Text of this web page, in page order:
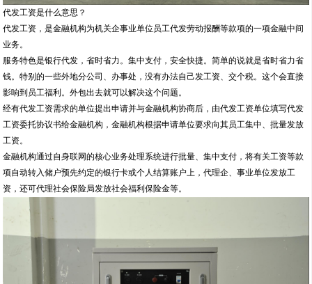
代发工资是什么意思？
代发工资，是金融机构为机关企事业单位员工代发劳动报酬等款项的一项金融中间
业务。
服务特色是银行代发，省时省力。集中支付，安全快捷。简单的说就是省时省力省
钱。特别的一些外地分公司、办事处，没有办法自己发工资、交个税。这个会直接
影响到员工福利。外包出去就可以解决这个问题。
经有代发工资需求的单位提出申请并与金融机构协商后，由代发工资单位填写代发
工资委托协议书给金融机构，金融机构根据申请单位要求向其员工集中、批量发放
工资。
金融机构通过自身联网的核心业务处理系统进行批量、集中支付，将有关工资等款
项自动转入储户预先约定的银行卡或个人结算账户上，代理企、事业单位发放工
资，还可代理社会保险局发放社会福利保险金等。